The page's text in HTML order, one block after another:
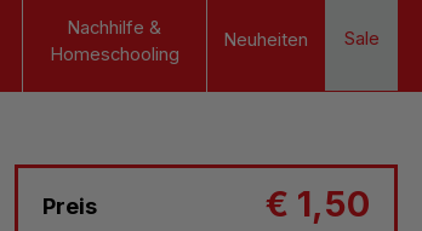
Nachhilfe &
Homeschooling
Neuheiten Sale
Preis € 1,50